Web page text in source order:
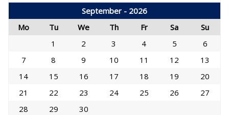
September - 2026
Mo
Tu We Th Fr Sa
Su
1
2 3 4 5
6
7
8 9 10 11 12
13
14
15 16 17 18 19
20
21
22 23 24 25 26
27
28
29 30